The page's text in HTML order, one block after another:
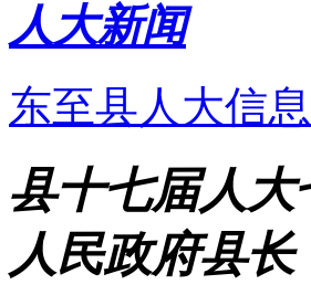
人大新闻
东至县人大信
县十七届人
人民政府县长